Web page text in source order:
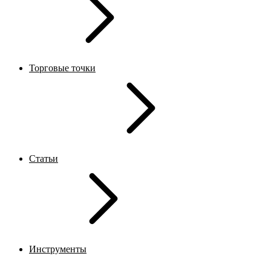
Торговые точки
Статьи
Инструменты